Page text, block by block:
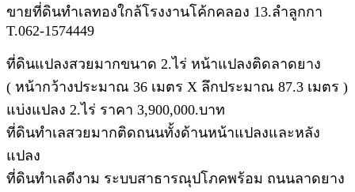
ขายที่ดินทำเลทองใกล้โรงงานโค้กคลอง 13.ลำลูกกา
T.062-1574449
ที่ดินแปลงสวยมากขนาด 2.ไร่ หน้าแปลงติดลาดยาง
( หน้ากว้างประมาณ 36 เมตร X ลึกประมาณ 87.3 เมตร )
แบ่งแปลง 2.ไร่ ราคา 3,900,000.บาท
ที่ดินทำเลสวยมากติดถนนทั้งด้านหน้าแปลงและหลัง
แปลง
ที่ดินทำเลดีงาม ระบบสาธารณุปโภคพร้อม ถนนลาดยาง